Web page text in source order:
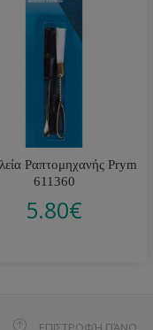
Ραπτομηχανής Prym
611360
5.80€